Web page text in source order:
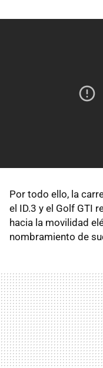
Por todo ello, la
el ID.3 y el Golf GTI
hacia la movilidad
nombramiento de